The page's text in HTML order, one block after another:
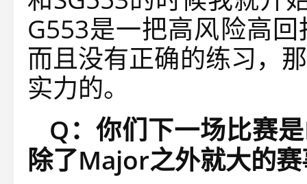
G553是一把高风险高
而且没有正确的练习，
实力的。
Q：你们下一场比赛
除了Major之外就大的